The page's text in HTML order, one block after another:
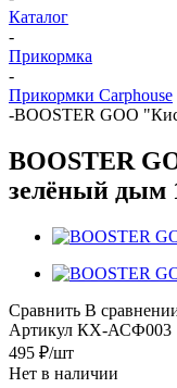
Каталог
-
Прикормка
-
Прикормки Carphouse
-BOOSTER GOO
BOOSTER
зелёный дым
Сравнить В
Артикул КХ-АСФ003
495 ₽/шт
Нет в наличии